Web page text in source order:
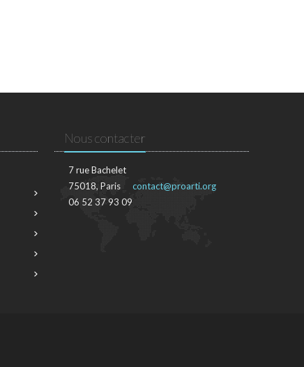
Nous contacter
7 rue Bachelet
75018, Paris
06 52 37 93 09
contact@proarti.org